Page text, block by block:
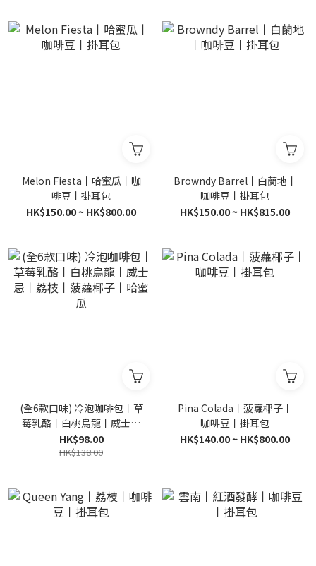
Melon Fiesta丨哈蜜瓜丨咖
啡豆丨掛耳包
HK$150.00 ~ HK$800.00
Browndy Barrel丨白蘭地丨
咖啡豆丨掛耳包
HK$150.00 ~ HK$815.00
(全6款口味) 冷泡咖啡包丨草
莓乳酪丨白桃烏龍丨威士忌
丨荔枝丨菠蘿椰子丨哈蜜瓜
HK$98.00
HK$138.00
Pina Colada丨菠蘿椰子丨
咖啡豆丨掛耳包
HK$140.00 ~ HK$800.00